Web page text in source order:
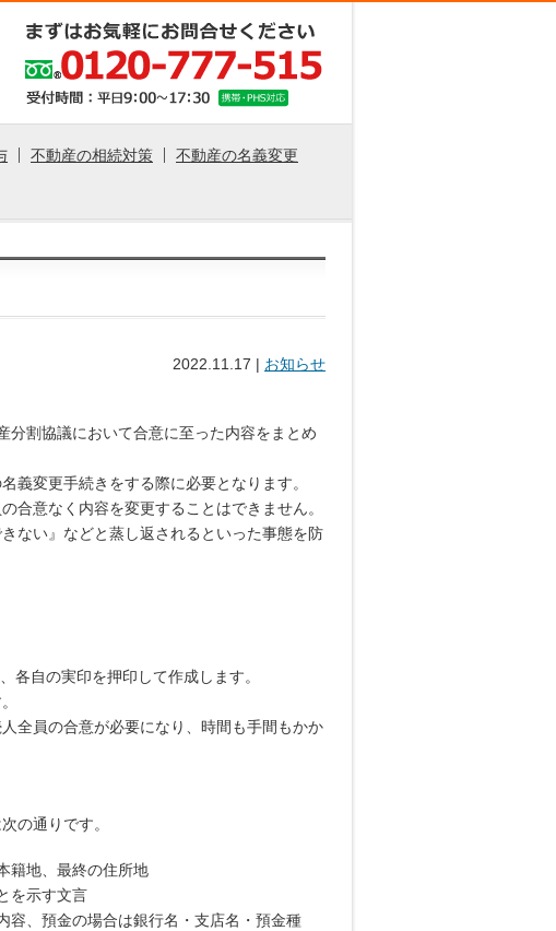
不動産の相続対策
不動産の名義変更
2022.11.17 | お知らせ
分割協議において合意に至った内容をまとめ
義変更手続きをする際に必要となります。
合意なく内容を変更することはできません。
ない』などと蒸し返されるといった事態を防
自の実印を押印して作成します。
全員の合意が必要になり、時間も手間もかか
の通りです。
籍地、最終の住所地
を示す文言
容、預金の場合は銀行名・支店名・預金種